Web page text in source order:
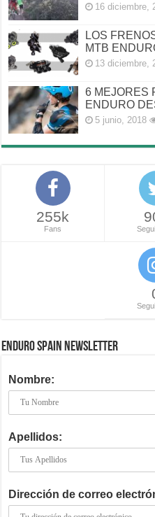
16 diciembre,
LOS
MTB
13 diciembre,
6 MEJORES
ENDURO
5 junio, 2018
255k
Fans
ENDURO SPAIN NEWSLETTER
Nombre:
Apellidos:
Dirección de correo